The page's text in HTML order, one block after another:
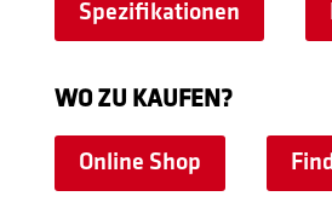
Spezifikationen
WO ZU KAUFEN?
Online Shop